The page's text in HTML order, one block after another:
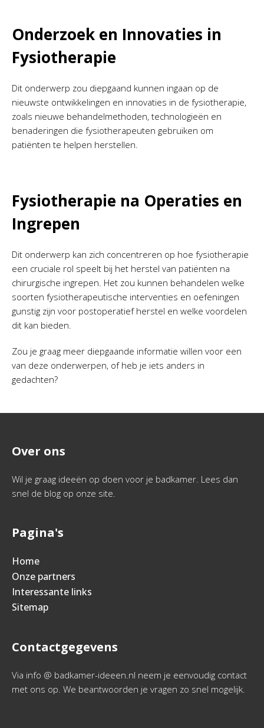
Onderzoek en Innovaties in
Fysiotherapie
Dit onderwerp zou diepgaand kunnen ingaan op de
nieuwste ontwikkelingen en innovaties in de fysiotherapie,
zoals nieuwe behandelmethoden, technologieën en
benaderingen die fysiotherapeuten gebruiken om
patiënten te helpen herstellen.
Fysiotherapie na Operaties en
Ingrepen
Dit onderwerp kan zich concentreren op hoe fysiotherapie
een cruciale rol speelt bij het herstel van patiënten na
chirurgische ingrepen. Het zou kunnen behandelen welke
soorten fysiotherapeutische interventies en oefeningen
gunstig zijn voor postoperatief herstel en welke voordelen
dit kan bieden.
Zou je graag meer diepgaande informatie willen voor een
van deze onderwerpen, of heb je iets anders in
gedachten?
Over ons
Wil je graag ideeën op doen voor je badkamer. Lees dan
snel de blog op onze site.
Pagina's
Home
Onze partners
Interessante links
Sitemap
Contactgegevens
Via info @ badkamer-ideeen.nl neem je eenvoudig contact
met ons op. We beantwoorden je vragen zo snel mogelijk.